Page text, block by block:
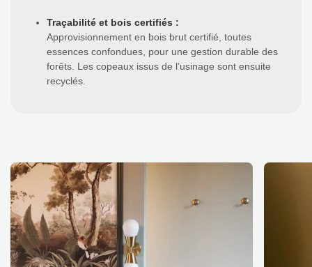
Traçabilité et bois certifiés :
Approvisionnement en bois brut certifié, toutes
essences confondues, pour une gestion durable des
forêts. Les copeaux issus de l’usinage sont ensuite
recyclés.